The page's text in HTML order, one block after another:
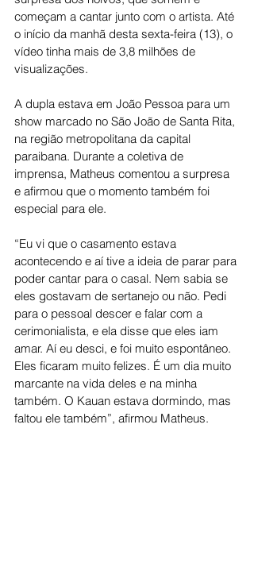
começam a cantar junto com o artista. Até
o início da manhã desta sexta-feira (13), o
vídeo tinha mais de 3,8 milhões de
visualizações.
A dupla estava em João Pessoa para um
show marcado no São João de Santa Rita,
na região metropolitana da capital
paraibana. Durante a coletiva de
imprensa, Matheus comentou a surpresa
e afirmou que o momento também foi
especial para ele.
“Eu vi que o casamento estava
acontecendo e aí tive a ideia de parar para
poder cantar para o casal. Nem sabia se
eles gostavam de sertanejo ou não. Pedi
para o pessoal descer e falar com a
cerimonialista, e ela disse que eles iam
amar. Aí eu desci, e foi muito espontâneo.
Eles ficaram muito felizes. É um dia muito
marcante na vida deles e na minha
também. O Kauan estava dormindo, mas
faltou ele também”, afirmou Matheus.